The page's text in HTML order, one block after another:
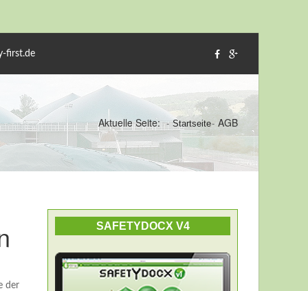
first.de
Aktuelle Seite: Startseite AGB
der
SAFETYDOCX V4